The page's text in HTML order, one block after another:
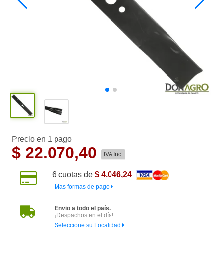
Precio en 1 pago
$ 22.070,40 IVA Inc.
6cuotas de $ 4.046,24
Mas formas de pago
Envio a todo el país.
¡Despachos en el día!
Seleccione su Localidad